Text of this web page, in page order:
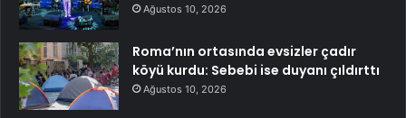
Ağustos 10, 2026
Roma’nın ortasında evsizler çadır
köyü kurdu: Sebebi ise duyanı çıldırttı
Ağustos 10, 2026